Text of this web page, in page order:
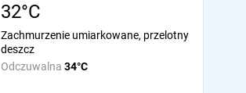
32°C
Odczuwalna 34°C
Zachmurzenie umiarkowane, przelotny
deszcz